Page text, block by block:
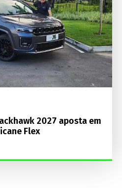
2027 aposta em
Flex